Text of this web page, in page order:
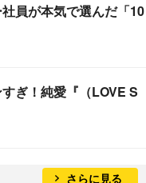
員が本気で選んだ「10
ぎ！純愛『（LOVE S
さらに見る